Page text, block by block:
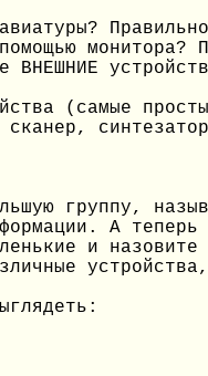
монитора?
ВНЕШНИЕ
(самые
сканер,
группу,
А
и